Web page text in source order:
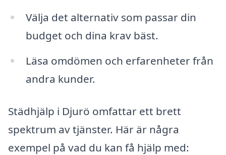
Välja det alternativ som passar din
budget och dina krav bäst.
Läsa omdömen och erfarenheter från
andra kunder.
Städhjälp i Djurö omfattar ett brett
spektrum av tjänster. Här är några
exempel på vad du kan få hjälp med: